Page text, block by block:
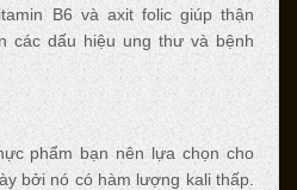
B6 và axit folic giúp thận
các dấu hiệu ung thư và bệnh
phẩm bạn nên lựa chọn cho
bởi nó có hàm lượng kali thấp.